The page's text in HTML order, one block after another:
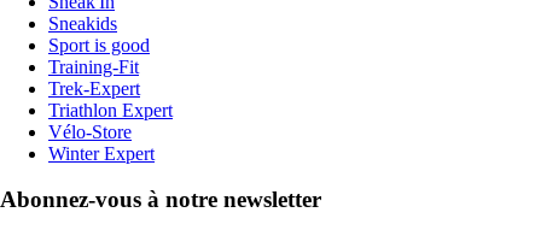
Sneakids
Sport is good
Training-Fit
Trek-Expert
Triathlon Expert
Vélo-Store
Winter Expert
Abonnez-vous à notre newsletter